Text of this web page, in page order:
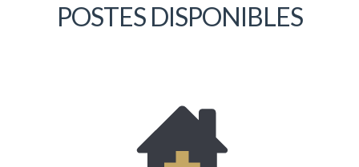
Bonjour, mon nom est Danielle Drolet. Je
suis à l’emploi de la Coopérative depuis
plus de dix années. J’occupe actuellement la
POSTES DISPONIBLES